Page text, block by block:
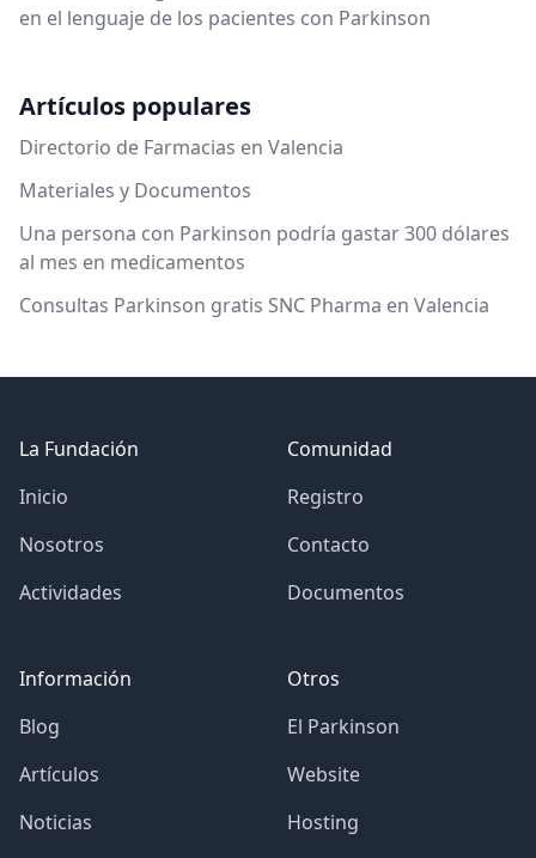
en el lenguaje de los pacientes con Parkinson
Artículos populares
Directorio de Farmacias en Valencia
Materiales y Documentos
Una persona con Parkinson podría gastar 300 dólares
al mes en medicamentos
Consultas Parkinson gratis SNC Pharma en Valencia
La Fundación
Inicio
Nosotros
Actividades
Información
Blog
Artículos
Noticias
Comunidad
Registro
Contacto
Documentos
Otros
El Parkinson
Website
Hosting